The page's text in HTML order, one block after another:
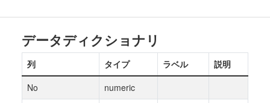
データディクショナリ
列 タイプ ラベル
説明
No
numeric